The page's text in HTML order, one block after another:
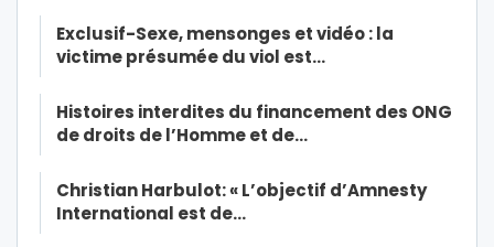
Exclusif-Sexe, mensonges et vidéo : la
victime présumée du viol est…
Histoires interdites du financement des ONG
de droits de l’Homme et de…
Christian Harbulot: « L’objectif d’Amnesty
International est de…